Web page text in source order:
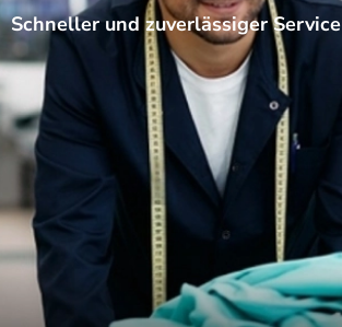
Schneller und zuverlässiger Service